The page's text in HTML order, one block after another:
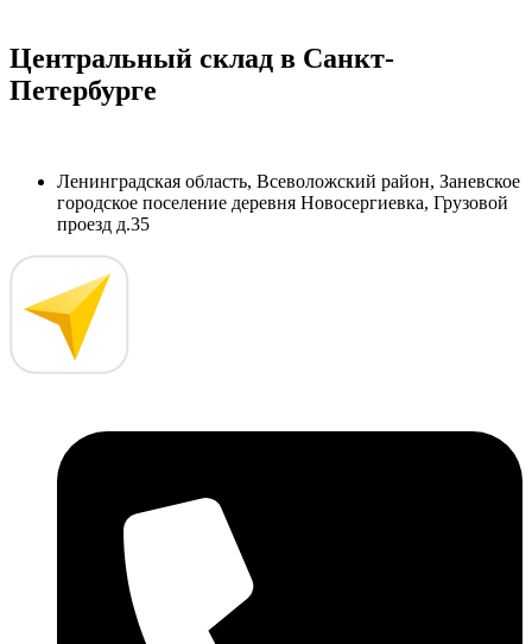
Центральный склад в Санкт-
Петербурге
Ленинградская область, Всеволожский район, Заневское
городское поселение деревня Новосергиевка, Грузовой
проезд д.35